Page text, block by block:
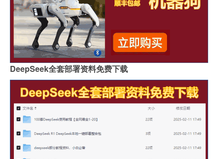
DeepSeek全套部署资料免费下载